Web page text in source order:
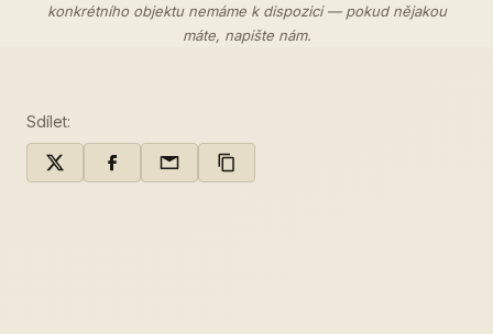
konkrétního objektu nemáme k dispozici — pokud nějakou
máte, napište nám.
Sdílet: